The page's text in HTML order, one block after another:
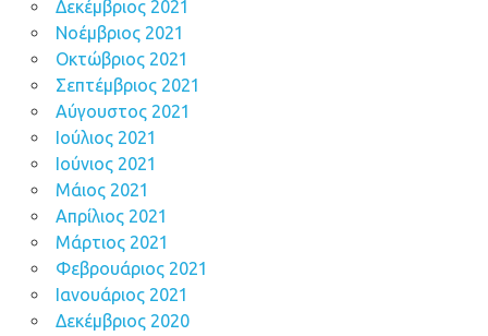
Δεκέμβριος 2021
Νοέμβριος 2021
Οκτώβριος 2021
Σεπτέμβριος 2021
Αύγουστος 2021
Ιούλιος 2021
Ιούνιος 2021
Μάιος 2021
Απρίλιος 2021
Μάρτιος 2021
Φεβρουάριος 2021
Ιανουάριος 2021
Δεκέμβριος 2020